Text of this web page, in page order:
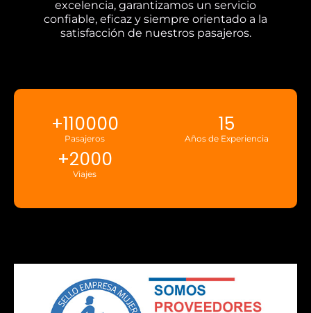
excelencia, garantizamos un servicio
confiable, eficaz y siempre orientado a la
satisfacción de nuestros pasajeros.
Pasajeros
+110000
Años de Experiencia
15
Viajes
+2000